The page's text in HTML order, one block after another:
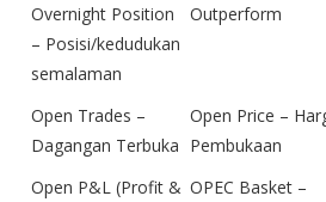
Overnight Position
– Posisi/kedudukan
semalaman
Outperform
Open Trades –
Dagangan Terbuka
Open Price –
Pembukaan
Open P&L (Profit & OPEC Basket –